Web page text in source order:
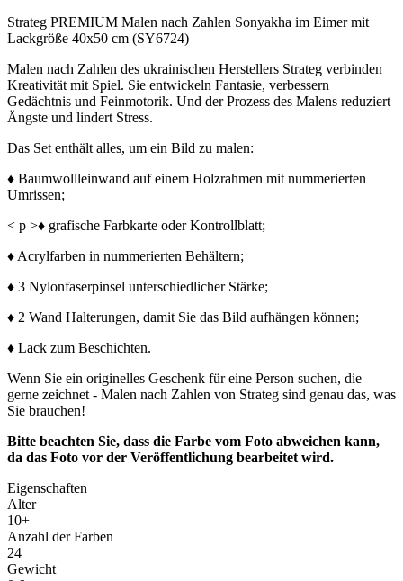
Strateg PREMIUM Malen nach Zahlen Sonyakha im Eimer mit
Lackgröße 40x50 cm (SY6724)
Malen nach Zahlen des ukrainischen Herstellers Strateg verbinden
Kreativität mit Spiel. Sie entwickeln Fantasie, verbessern
Gedächtnis und Feinmotorik. Und der Prozess des Malens reduziert
Ängste und lindert Stress.
Das Set enthält alles, um ein Bild zu malen:
♦ Baumwollleinwand auf einem Holzrahmen mit nummerierten
Umrissen;
< p >♦ grafische Farbkarte oder Kontrollblatt;
♦ Acrylfarben in nummerierten Behältern;
♦ 3 Nylonfaserpinsel unterschiedlicher Stärke;
♦ 2 Wand Halterungen, damit Sie das Bild aufhängen können;
♦ Lack zum Beschichten.
Wenn Sie ein originelles Geschenk für eine Person suchen, die
gerne zeichnet - Malen nach Zahlen von Strateg sind genau das, was
Sie brauchen!
Bitte beachten Sie, dass die Farbe vom Foto abweichen kann,
da das Foto vor der Veröffentlichung bearbeitet wird.
Eigenschaften
Alter
10+
Anzahl der Farben
24
Gewicht